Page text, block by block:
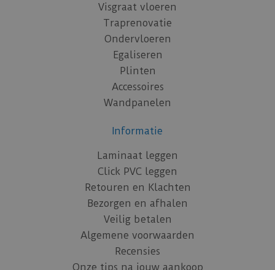
Visgraat vloeren
Traprenovatie
Ondervloeren
Egaliseren
Plinten
Accessoires
Wandpanelen
Informatie
Laminaat leggen
Click PVC leggen
Retouren en Klachten
Bezorgen en afhalen
Veilig betalen
Algemene voorwaarden
Recensies
Onze tips na jouw aankoop